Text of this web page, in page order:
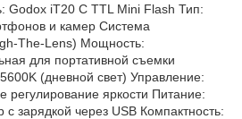
Godox iT20 C TTL Mini Flash Тип:
и камер Система
The-Lens) Мощность:
для портативной съемки
(дневной свет) Управление:
регулирование яркости Питание:
с зарядкой через USB Компактность: